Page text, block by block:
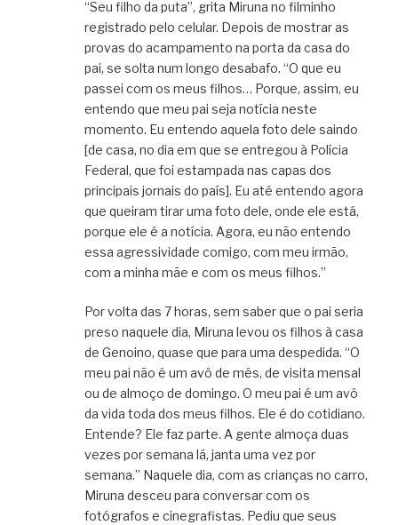
“Seu filho da puta”, grita Miruna no filminho
registrado pelo celular. Depois de mostrar as
provas do acampamento na porta da casa do
pai, se solta num longo desabafo. “O que eu
passei com os meus filhos… Porque, assim, eu
entendo que meu pai seja notícia neste
momento. Eu entendo aquela foto dele saindo
[de casa, no dia em que se entregou à Polícia
Federal, que foi estampada nas capas dos
principais jornais do país]. Eu até entendo agora
que queiram tirar uma foto dele, onde ele está,
porque ele é a notícia. Agora, eu não entendo
essa agressividade comigo, com meu irmão,
com a minha mãe e com os meus filhos.”
Por volta das 7 horas, sem saber que o pai seria
preso naquele dia, Miruna levou os filhos à casa
de Genoino, quase que para uma despedida. “O
meu pai não é um avô de mês, de visita mensal
ou de almoço de domingo. O meu pai é um avô
da vida toda dos meus filhos. Ele é do cotidiano.
Entende? Ele faz parte. A gente almoça duas
vezes por semana lá, janta uma vez por
semana.” Naquele dia, com as crianças no carro,
Miruna desceu para conversar com os
fotógrafos e cinegrafistas. Pediu que seus